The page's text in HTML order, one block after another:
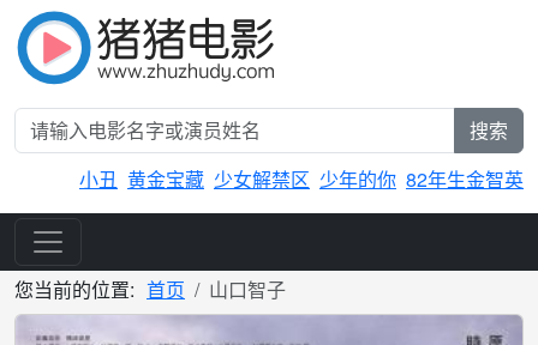
搜索
小丑 黄金宝藏 少女解禁区 少年的你 82年生金智英
您当前的位置: 首页 山口智子